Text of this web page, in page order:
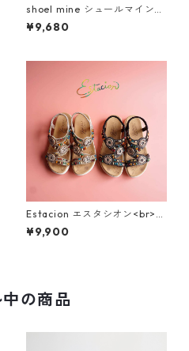
shoel mine シュールマイン
ビジューアシンメトリー厚底
ミュールサンダル SM7656
¥9,680
Estacion エスタシオン<br>エ
スニック調サークルモチーフ
カラフルビーズコンフォート
¥9,900
の商品